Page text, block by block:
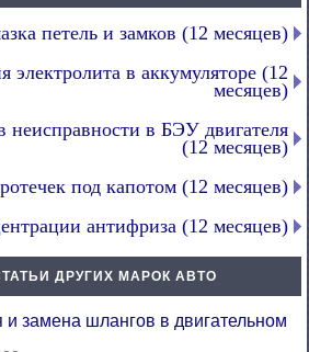
петель и замков (12 месяцев)
электролита в аккумуляторе (12
месяцев)
неисправности в БЭУ двигателя
(12 месяцев)
под капотом (12 месяцев)
антифриза (12 месяцев)
ДРУГИХ МАРОК АВТО
и замена шлангов в двигательном